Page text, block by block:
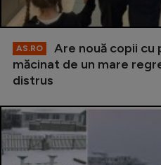
AS.RO
Are nouă copii cu
măcinat de un mare
distrus